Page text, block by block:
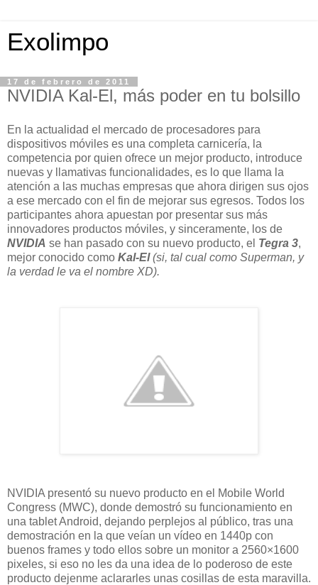
Exolimpo
17 de febrero de 2011
NVIDIA Kal-El, más poder en tu bolsillo
En la actualidad el mercado de procesadores para
dispositivos móviles es una completa carnicería, la
competencia por quien ofrece un mejor producto, introduce
nuevas y llamativas funcionalidades, es lo que llama la
atención a las muchas empresas que ahora dirigen sus ojos
a ese mercado con el fin de mejorar sus egresos. Todos los
participantes ahora apuestan por presentar sus más
innovadores productos móviles, y sinceramente, los de
NVIDIA se han pasado con su nuevo producto, el Tegra 3,
mejor conocido como Kal-El (si, tal cual como Superman, y
la verdad le va el nombre XD).
NVIDIA presentó su nuevo producto en el Mobile World
Congress (MWC), donde demostró su funcionamiento en
una tablet Android, dejando perplejos al público, tras una
demostración en la que veían un vídeo en 1440p con
buenos frames y todo ellos sobre un monitor a 2560×1600
pixeles, si eso no les da una idea de lo poderoso de este
producto dejenme aclararles unas cosillas de esta maravilla.